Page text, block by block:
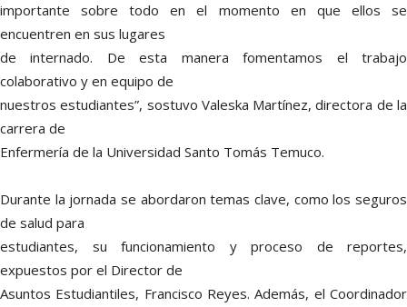
importante sobre todo en el momento en que ellos se
encuentren en sus lugares
de internado. De esta manera fomentamos el trabajo
colaborativo y en equipo de
nuestros estudiantes”, sostuvo Valeska Martínez, directora de la
carrera de
Enfermería de la Universidad Santo Tomás Temuco.
Durante la jornada se abordaron temas clave, como los seguros
de salud para
estudiantes, su funcionamiento y proceso de reportes,
expuestos por el Director de
Asuntos Estudiantiles, Francisco Reyes. Además, el Coordinador